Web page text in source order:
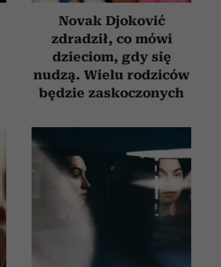
Novak Djoković
zdradził, co mówi
dzieciom, gdy się
nudzą. Wielu rodziców
będzie zaskoczonych